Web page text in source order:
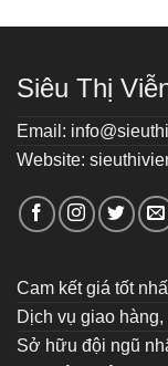
Siêu Thị
Email:
Website:
Cam kết giá tốt
Dịch vụ giao
Sở hữu đội ngũ